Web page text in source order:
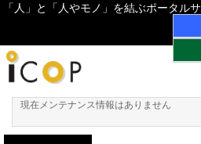
「人」と「人やモノ」を結ぶポータル
現在メンテナンス情報はありません